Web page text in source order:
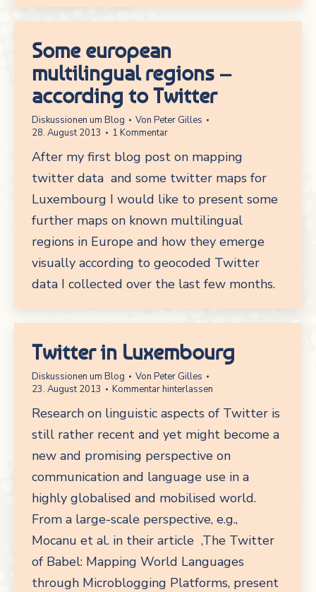
Some european
multilingual regions –
according to Twitter
Diskussionen um Blog Von Peter Gilles
28. August 2013
1 Kommentar
After my first blog post on mapping
twitter data and some twitter maps for
Luxembourg I would like to present some
further maps on known multilingual
regions in Europe and how they emerge
visually according to geocoded Twitter
data I collected over the last few months.
Twitter in Luxembourg
Diskussionen um Blog Von Peter Gilles
23. August 2013
Kommentar hinterlassen
Research on linguistic aspects of Twitter is
still rather recent and yet might become a
new and promising perspective on
communication and language use in a
highly globalised and mobilised world.
From a large-scale perspective, e.g.,
Mocanu et al. in their article ‚The Twitter
of Babel: Mapping World Languages
through Microblogging Platforms‚ present